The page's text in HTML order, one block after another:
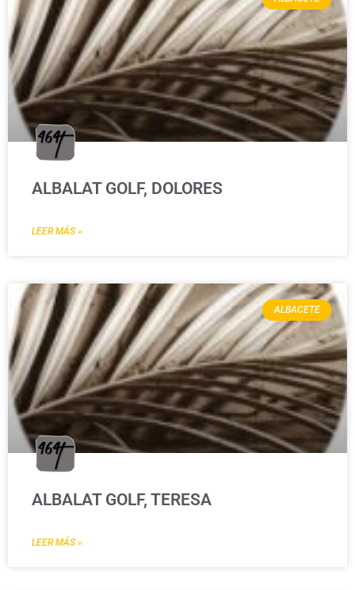
ALBALAT GOLF, DOLORES
LEER MÁS »
ALBACETE
ALBALAT GOLF, TERESA
LEER MÁS »